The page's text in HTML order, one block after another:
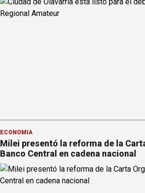
ECONOMÍA
Milei presentó la reforma de la
Banco Central en cadena nacional